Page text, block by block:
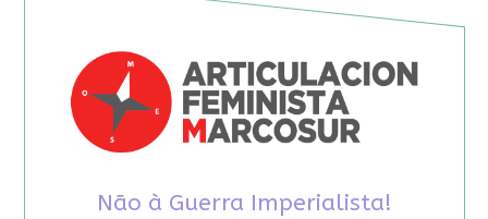
Não à Guerra Imperialista!